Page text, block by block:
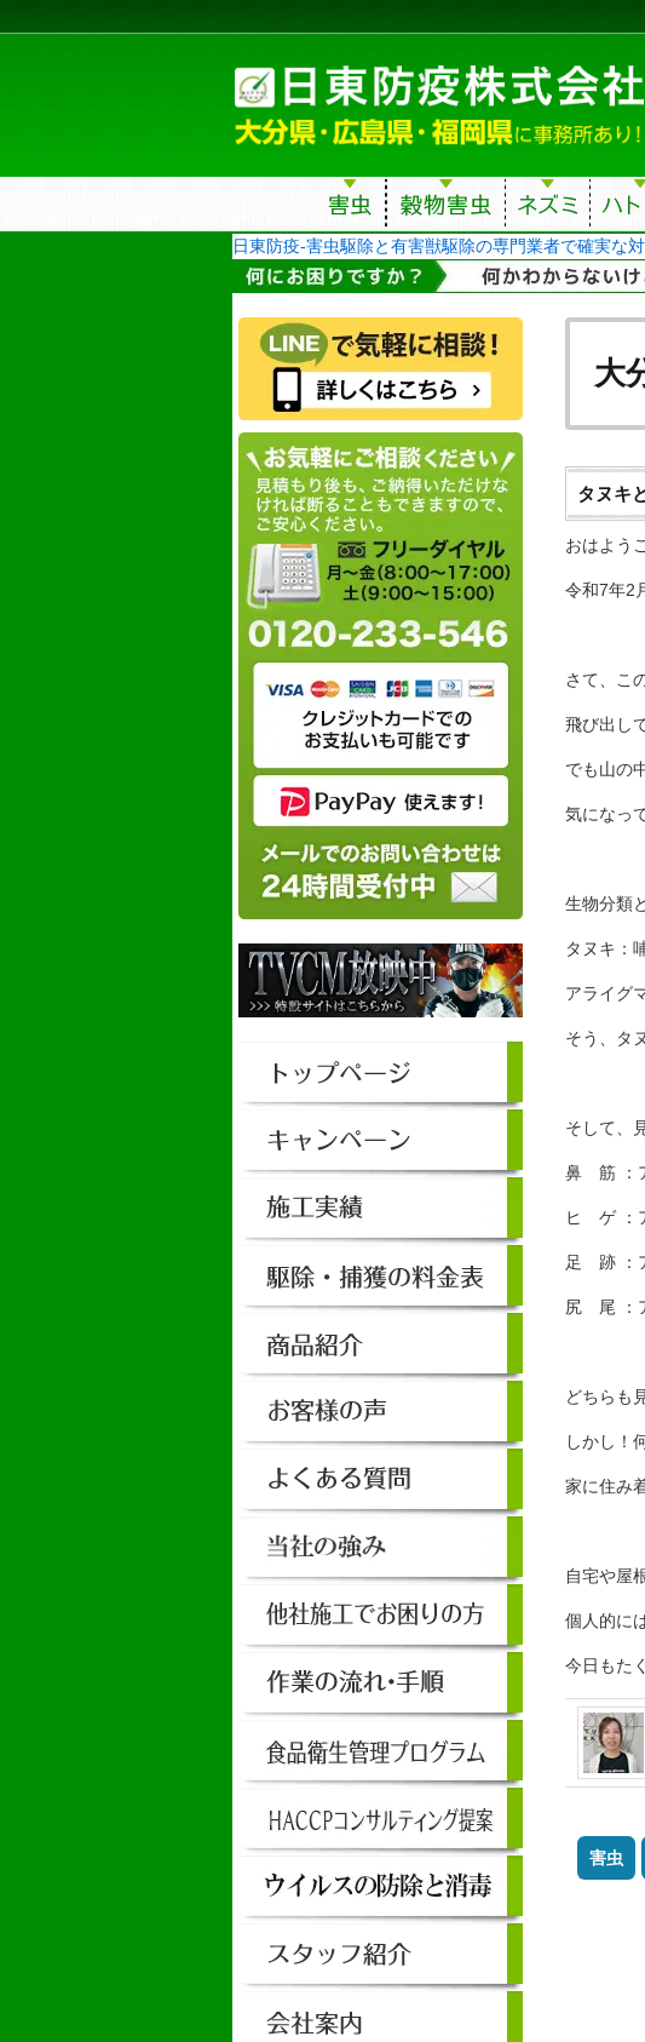
日東防疫-害虫駆除と有害獣駆除の専門業者で確実な
大
タヌキ
おはよう
令和7年2
さて、こ
飛び出し
でも山の
気になっ
生物分類
タヌキ：
アライグ
そう、タ
そして、
鼻 筋 ：
ヒ ゲ
足 跡 ：
尻 尾 ：
どちらも
しかし！
家に住み
自宅や屋
個人的に
害虫